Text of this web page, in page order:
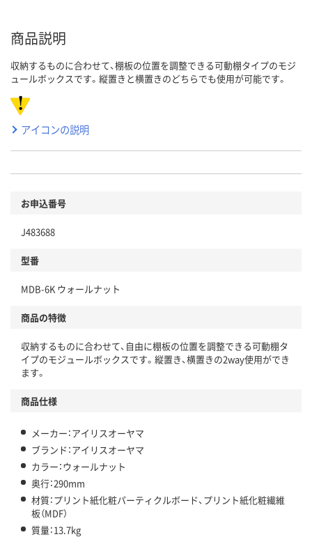
商品説明
収納するものに合わせて、棚板の位置を調整できる可動棚タイプのモジ
ュールボックスです。縦置きと横置きのどちらでも使用が可能です。
アイコンの説明
お申込番号
J483688
型番
MDB-6K ウォールナット
商品の特徴
収納するものに合わせて、自由に棚板の位置を調整できる可動棚タ
イプのモジュールボックスです。縦置き、横置きの2way使用ができ
ます。
商品仕様
メーカー：アイリスオーヤマ
ブランド：アイリスオーヤマ
カラー：ウォールナット
奥行：290mm
材質：プリント紙化粧パーティクルボード、プリント紙化粧繊維
板（MDF）
質量：13.7kg